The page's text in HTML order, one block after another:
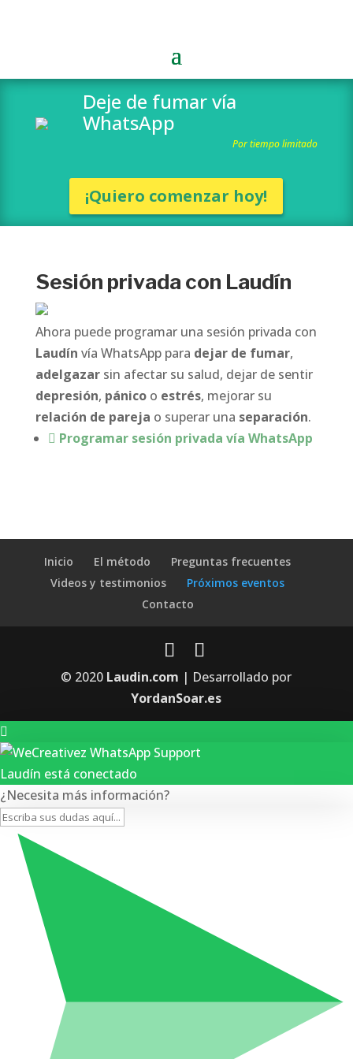
Deje de fumar vía
WhatsApp
Por tiempo limitado
¡Quiero comenzar hoy!
Sesión privada con Laudín
Ahora puede programar una sesión privada con
Laudín vía WhatsApp para dejar de fumar,
adelgazarsin afectar su salud, dejar de sentir
depresión, pánicoo estrés, mejorar su
relación de pareja o superar una separación.
Programar sesión privada vía WhatsApp
Inicio El método
Preguntas frecuentes
Videos y testimonios
Próximos eventos
Contacto
© 2020 Laudin.com | Desarrollado por
YordanSoar.es
Laudín está conectado
¿Necesita más información?